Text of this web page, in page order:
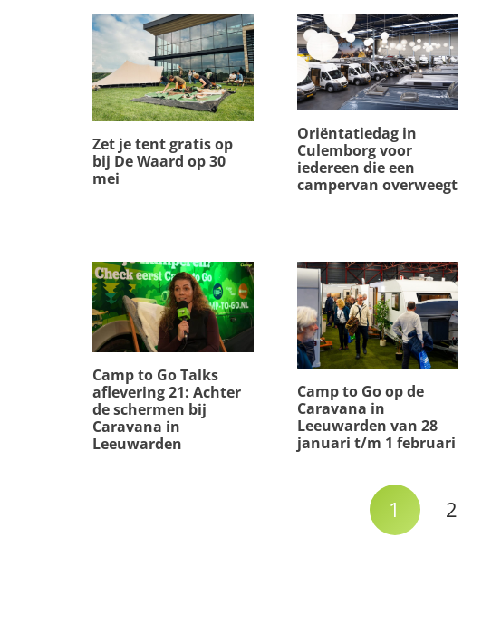
Zet je tent gratis op
bij De Waard op 30
mei
Oriëntatiedag in
Culemborg voor
iedereen die een
campervan overweegt
Camp to Go Talks
aflevering 21: Achter
de schermen bij
Caravana in
Leeuwarden
Camp to Go op de
Caravana in
Leeuwarden van 28
januari t/m 1 februari
1 2